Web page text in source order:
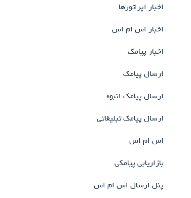
اخبار اپراتورها
اخبار اس ام اس
اخبار پیامک
ارسال پیامک
ارسال پیامک انبوه
ارسال پیامک تبلیغاتی
اس ام اس
بازاریابی پیامکی
پنل ارسال اس ام اس